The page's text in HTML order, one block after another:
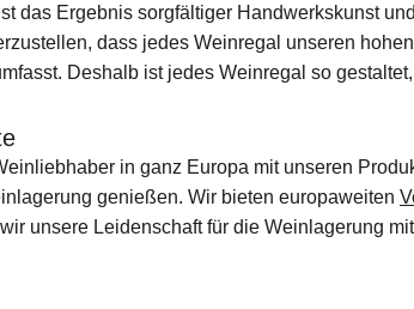
das Ergebnis sorgfältiger Handwerkskunst
dass jedes Weinregal unseren
Deshalb ist jedes Weinregal so
in ganz Europa mit unseren
genießen. Wir bieten europaweiten
unsere Leidenschaft für die Weinlagerung